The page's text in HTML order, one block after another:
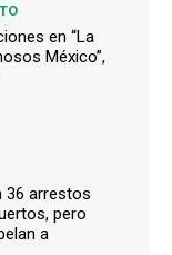
en “La
México”,
36 arrestos
pero
a